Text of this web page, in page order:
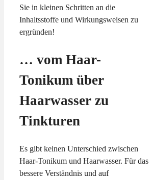
Sie in kleinen Schritten an die
Inhaltsstoffe und Wirkungsweisen zu
ergründen!
… vom Haar-
Tonikum über
Haarwasser zu
Tinkturen
Es gibt keinen Unterschied zwischen
Haar-Tonikum und Haarwasser. Für das
bessere Verständnis und auf